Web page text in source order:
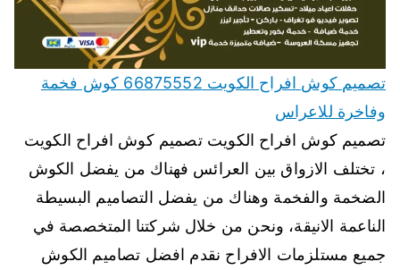
تصميم كوش افراح الكويت 66875552 كوش فخمة
وفاخرة للاعراس
تصميم كوش افراح الكويت تصميم كوش افراح الكويت
، تختلف الازواق بين العرائس فهناك من يفضل الكوش
الضخمة والفخمة وهناك من يفضل التصاميم البسيطة
الناعمة الانيقة، ونحن من خلال شركتنا المتخصصة في
جميع مستلزمات الافراح نقدم افضل تصاميم الكوش